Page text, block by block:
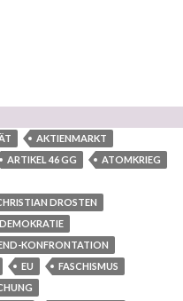
gegen
AKTIENMARKT
ARTIKEL 46 GG
ATOMKRIEG
DROSTEN
DEMOKRATIE
KONFRONTATION
EU
FASCHISMUS